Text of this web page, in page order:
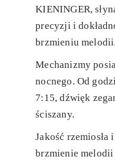
KIENINGER,
precyzji i
brzmieniu melodii.
Mechanizmy
nocnego. Od
7:15, dźwięk
ściszany.
Jakość rzemiosła
brzmienie melodii